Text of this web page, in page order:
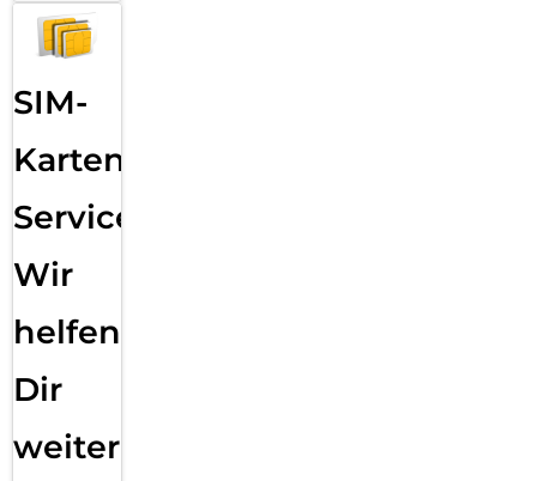
SIM-
Karten
Service:
Wir
helfen
Dir
weiter